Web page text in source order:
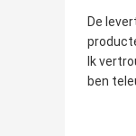
De
Ik
ben